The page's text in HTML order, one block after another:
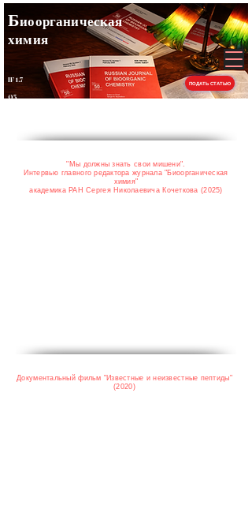
IF 1.7
Q3
ПОДАТЬ СТАТЬЮ
Биоорганическая
химия
"Мы должны знать свои мишени".
Интервью главного редактора журнала "Биоорганическая
химия"
академика РАН Сергея Николаевича Кочеткова (2025)
Документальный фильм "Известные и неизвестные пептиды"
(2020)